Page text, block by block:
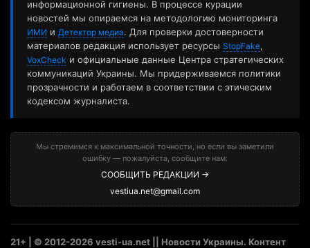
информационной гигиены. В процессе курации
новостей мы опираемся на методологию мониторинга
ИМИ и Детектор медиа. Для проверки достоверности
материалов редакция использует ресурсы StopFake,
VoxCheck и официальные данные Центра стратегических
коммуникаций Украины. Мы придерживаемся политики
прозрачности и работаем в соответствии с этическим
кодексом журналиста.
Мы стремимся к максимальной точности, но если вы заметили
ошибку — пожалуйста, сообщите нам:
СООБЩИТЬ РЕДАКЦИИ →
vestiua.net@gmail.com
21+ | © 2012-2026 vesti-ua.net || Новости Украины. Контент